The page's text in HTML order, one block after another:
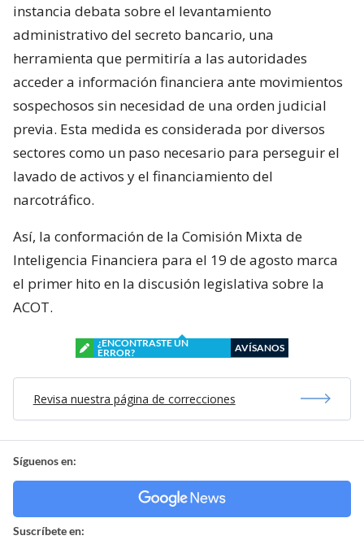
instancia debata sobre el levantamiento
administrativo del secreto bancario, una
herramienta que permitiría a las autoridades
acceder a información financiera ante movimientos
sospechosos sin necesidad de una orden judicial
previa. Esta medida es considerada por diversos
sectores como un paso necesario para perseguir el
lavado de activos y el financiamiento del
narcotráfico.
Así, la conformación de la Comisión Mixta de
Inteligencia Financiera para el 19 de agosto marca
el primer hito en la discusión legislativa sobre la
ACOT.
¿ENCONTRASTE UN
ERROR?
AVÍSANOS
Revisa nuestra página de correcciones
Síguenos en:
Suscríbete en: